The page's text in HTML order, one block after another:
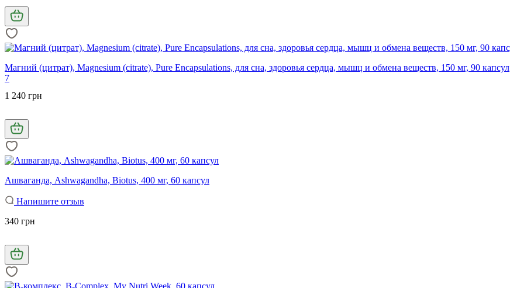
Магний (цитрат), Magnesium (citrate), Pure Encapsulations, для сна, здоровья сердца, мышц и обмена веществ, 150 мг, 90 капсул
7
1 240 грн
Ашваганда, Ashwagandha, Biotus, 400 мг, 60 капсул
Напишите отзыв
340 грн